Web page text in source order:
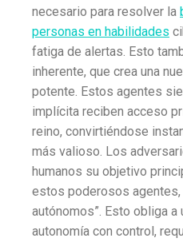
necesario para resolver la
personas en habilidades
fatiga de alertas. Esto
inherente, que crea una
potente. Estos agentes
implícita reciben acceso
reino, convirtiéndose
más valioso. Los
humanos su objetivo
estos poderosos
autónomos”. Esto obliga a
autonomía con control,